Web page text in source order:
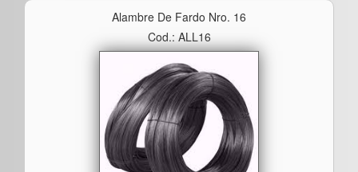
Alambre De Fardo Nro. 16
Cod.: ALL16